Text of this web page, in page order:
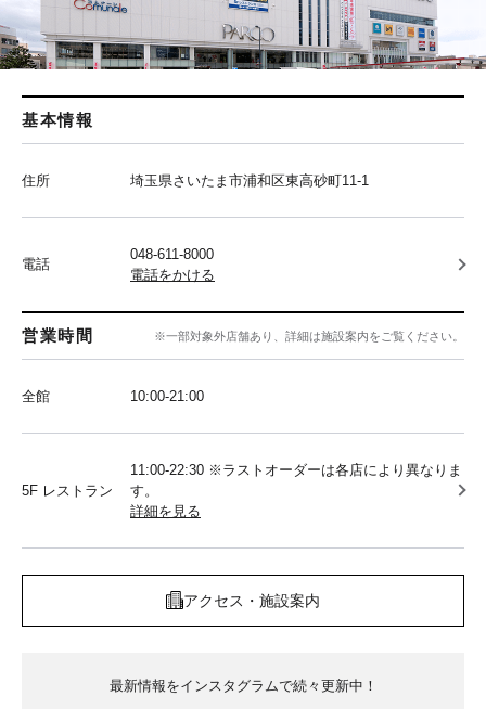
基本情報
住所 埼玉県さいたま市浦和区東高砂町11-1
電話
048-611-8000
電話をかける
営業時間 ※一部対象外店舗あり、詳細は施設案内をご覧ください。
全館 10:00‐21:00
5F レストラン
11:00-22:30 ※ラストオーダーは各店により異なりま
す。
詳細を見る
アクセス・施設案内
最新情報をインスタグラムで続々更新中！